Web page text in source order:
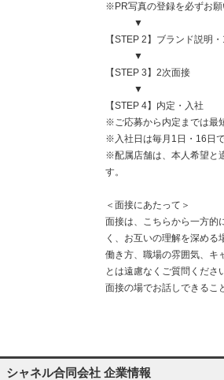
※PR写真の登録を必ずお願
▼
【STEP 2】ブランド説明
▼
【STEP 3】2次面接
▼
【STEP 4】内定・入社
※ご応募から内定までは最
※入社日は毎月1日・16日で
※配属店舗は、本人希望と
す。
＜面接にあたって＞
面接は、こちらから一方的
く、お互いの理解を深める
働き方、職場の雰囲気、キ
とは遠慮なくご質問くださ
面接の場でお話しできるこ
シャネル合同会社 企業情報